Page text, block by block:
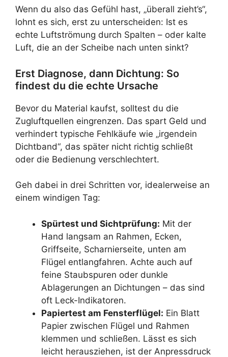
Wenn du also das Gefühl hast, „überall zieht’s“,
lohnt es sich, erst zu unterscheiden: Ist es
echte Luftströmung durch Spalten – oder kalte
Luft, die an der Scheibe nach unten sinkt?
Erst Diagnose, dann Dichtung: So
findest du die echte Ursache
Bevor du Material kaufst, solltest du die
Zugluftquellen eingrenzen. Das spart Geld und
verhindert typische Fehlkäufe wie „irgendein
Dichtband“, das später nicht richtig schließt
oder die Bedienung verschlechtert.
Geh dabei in drei Schritten vor, idealerweise an
einem windigen Tag:
Spürtest und Sichtprüfung: Mit der
Hand langsam an Rahmen, Ecken,
Griffseite, Scharnierseite, unten am
Flügel entlangfahren. Achte auch auf
feine Staubspuren oder dunkle
Ablagerungen an Dichtungen – das sind
oft Leck-Indikatoren.
Papiertest am Fensterflügel: Ein Blatt
Papier zwischen Flügel und Rahmen
klemmen und schließen. Lässt es sich
leicht herausziehen, ist der Anpressdruck